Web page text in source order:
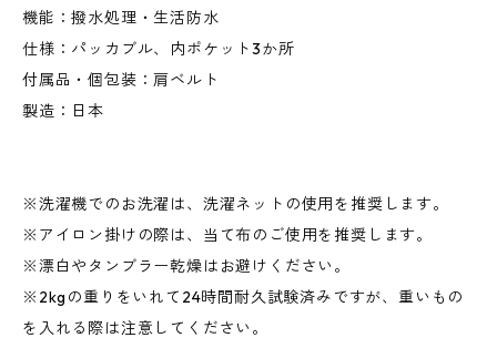
機能：撥水処理・生活防水
仕様：パッカブル、内ポケット3か所
付属品・個包装：肩ベルト
製造：日本
※洗濯機でのお洗濯は、洗濯ネットの使用を推奨します。
※アイロン掛けの際は、当て布のご使用を推奨します。
※漂白やタンブラー乾燥はお避けください。
※2kgの重りをいれて24時間耐久試験済みですが、重いもの
を入れる際は注意してください。